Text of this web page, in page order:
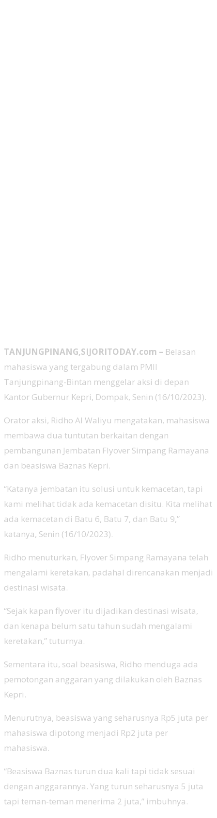
TANJUNGPINANG,SIJORITODAY.com – Belasan
mahasiswa yang tergabung dalam PMII
Tanjungpinang-Bintan menggelar aksi di depan
Kantor Gubernur Kepri, Dompak, Senin (16/10/2023).
Orator aksi, Ridho Al Waliyu mengatakan, mahasiswa
membawa dua tuntutan berkaitan dengan
pembangunan Jembatan Flyover Simpang Ramayana
dan beasiswa Baznas Kepri.
“Katanya jembatan itu solusi untuk kemacetan, tapi
kami melihat tidak ada kemacetan disitu. Kita melihat
ada kemacetan di Batu 6, Batu 7, dan Batu 9,”
katanya, Senin (16/10/2023).
Ridho menuturkan, Flyover Simpang Ramayana telah
mengalami keretakan, padahal direncanakan menjadi
destinasi wisata.
“Sejak kapan flyover itu dijadikan destinasi wisata,
dan kenapa belum satu tahun sudah mengalami
keretakan,” tuturnya.
Sementara itu, soal beasiswa, Ridho menduga ada
pemotongan anggaran yang dilakukan oleh Baznas
Kepri.
Menurutnya, beasiswa yang seharusnya Rp5 juta per
mahasiswa dipotong menjadi Rp2 juta per
mahasiswa.
“Beasiswa Baznas turun dua kali tapi tidak sesuai
dengan anggarannya. Yang turun seharusnya 5 juta
tapi teman-teman menerima 2 juta,” imbuhnya.